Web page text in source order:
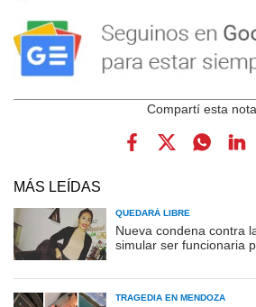
MÁS LEÍDAS
QUEDARÁ LIBRE
Nueva condena contra
simular ser funcionaria
TRAGEDIA EN MENDOZA